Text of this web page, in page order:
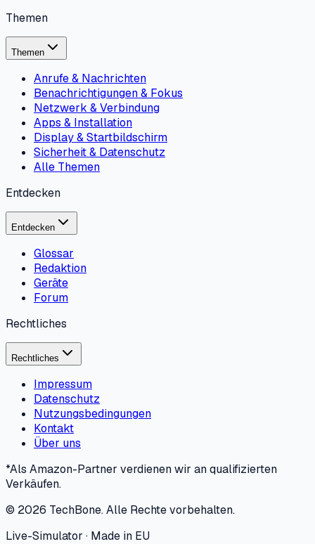
Themen
Themen
Anrufe & Nachrichten
Benachrichtigungen & Fokus
Netzwerk & Verbindung
Apps & Installation
Display & Startbildschirm
Sicherheit & Datenschutz
Alle Themen
Entdecken
Entdecken
Glossar
Redaktion
Geräte
Forum
Rechtliches
Rechtliches
Impressum
Datenschutz
Nutzungsbedingungen
Kontakt
Über uns
*Als Amazon-Partner verdienen wir an qualifizierten
Verkäufen.
© 2026 TechBone.Alle Rechte vorbehalten.
Live-Simulator · Made in EU